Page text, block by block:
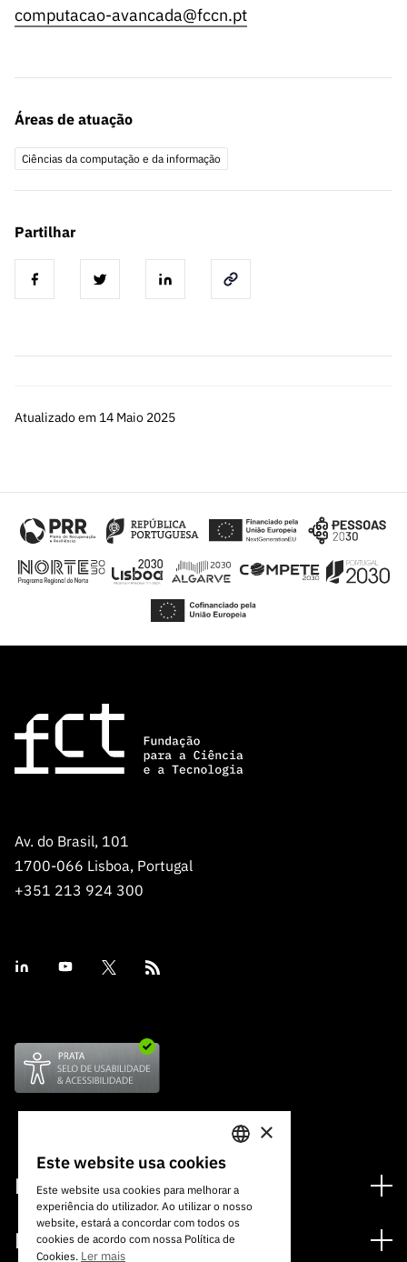
computacao-avancada@fccn.pt
Áreas de atuação
Ciências da computação e da informação
Partilhar
Atualizado em 14 Maio 2025
Av. do Brasil, 101
1700-066 Lisboa, Portugal
+351 213 924 300
Financiamento
Programas de Financiamento
Internacional
Media
PORTUGUESE
ENGLISH
×
Este website usa cookies
Este website usa cookies para melhorar a
experiência do utilizador. Ao utilizar o nosso
website, estará a concordar com todos os
cookies de acordo com nossa Política de
Cookies. Ler mais